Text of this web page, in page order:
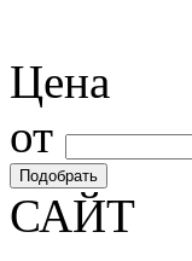
Цена
от
Подобрать
САЙТ